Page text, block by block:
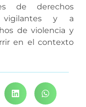
de derechos
vigilantes y a
de violencia y
en el contexto